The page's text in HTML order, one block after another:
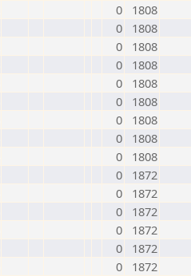
0
1808
0
1808
0
1808
0
1808
0
1808
0
1808
0
1808
0
1808
0
1808
0
1872
0
1872
0
1872
0
1872
0
1872
0
1872